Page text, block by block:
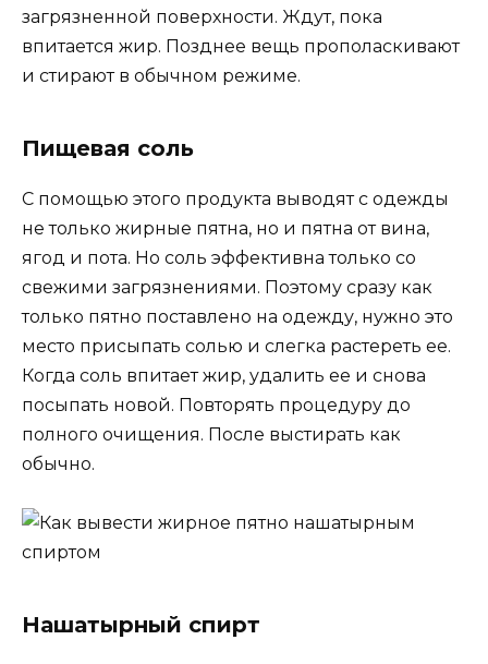
загрязненной поверхности. Ждут, пока
впитается жир. Позднее вещь прополаскивают
и стирают в обычном режиме.
Пищевая соль
С помощью этого продукта выводят с одежды
не только жирные пятна, но и пятна от вина,
ягод и пота. Но соль эффективна только со
свежими загрязнениями. Поэтому сразу как
только пятно поставлено на одежду, нужно это
место присыпать солью и слегка растереть ее.
Когда соль впитает жир, удалить ее и снова
посыпать новой. Повторять процедуру до
полного очищения. После выстирать как
обычно.
Нашатырный спирт